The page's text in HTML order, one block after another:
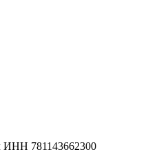
781143662300